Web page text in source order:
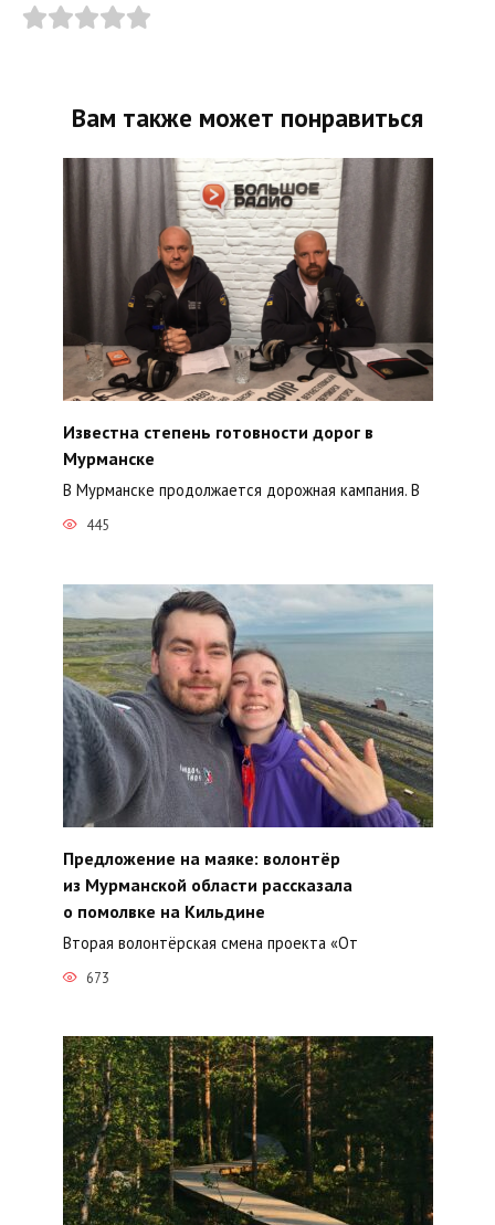
Вам также может понравиться
Известна степень готовности дорог в
Мурманске
В Мурманске продолжается дорожная кампания. В
445
Предложение на маяке: волонтёр
из Мурманской области рассказала
о помолвке на Кильдине
Вторая волонтёрская смена проекта «От
673